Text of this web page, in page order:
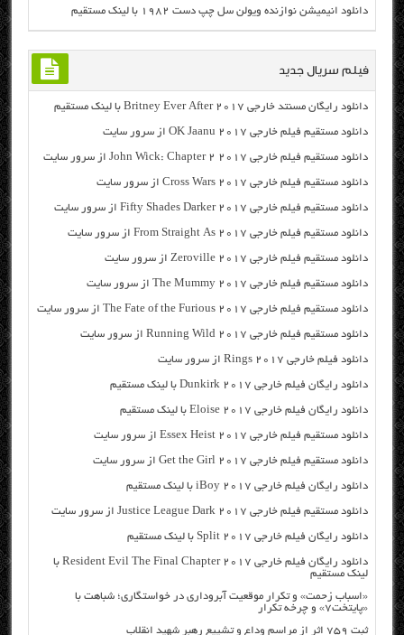
دانلود انیمیشن نوازنده ویولن سل چپ دست ۱۹۸۲ با لینک مستقیم
فیلم سریال جدید
دانلود رایگان مسنتد خارجی Britney Ever After 2017 با لینک مستقیم
دانلود مستقیم فیلم خارجی OK Jaanu 2017 از سرور سایت
دانلود مستقیم فیلم خارجی John Wick: Chapter 2 2017 از سرور سایت
دانلود مستقیم فیلم خارجی Cross Wars 2017 از سرور سایت
دانلود مستقیم فیلم خارجی Fifty Shades Darker 2017 از سرور سایت
دانلود مستقیم فیلم خارجی From Straight As 2017 از سرور سایت
دانلود مستقیم فیلم خارجی Zeroville 2017 از سرور سایت
دانلود مستقیم فیلم خارجی The Mummy 2017 از سرور سایت
دانلود مستقیم فیلم خارجی The Fate of the Furious 2017 از سرور سایت
دانلود مستقیم فیلم خارجی Running Wild 2017 از سرور سایت
دانلود فیلم خارجی Rings 2017 از سرور سایت
دانلود رایگان فیلم خارجی Dunkirk 2017 با لینک مستقیم
دانلود رایگان فیلم خارجی Eloise 2017 با لینک مستقیم
دانلود مستقیم فیلم خارجی Essex Heist 2017 از سرور سایت
دانلود مستقیم فیلم خارجی Get the Girl 2017 از سرور سایت
دانلود رایگان فیلم خارجی iBoy 2017 با لینک مستقیم
دانلود مستقیم فیلم خارجی Justice League Dark 2017 از سرور سایت
دانلود رایگان فیلم خارجی Split 2017 با لینک مستقیم
دانلود رایگان فیلم خارجی Resident Evil The Final Chapter 2017 با
لینک مستقیم
«اسباب زحمت» و تکرار موقعیت آبروداری در خواستگاری؛ شباهت با
«پایتخت۷» و چرخه تکرار
ثبت ۷۵۹ اثر از مراسم وداع و تشییع رهبر شهید انقلاب